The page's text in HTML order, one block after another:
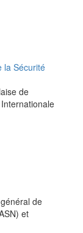
la Sécurité
de
de
et